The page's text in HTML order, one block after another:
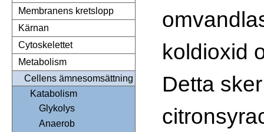
Membranens kretslopp
Kärnan
Cytoskelettet
Metabolism
Cellens ämnesomsättning
Katabolism
Glykolys
Anaerob
koldioxid
Detta